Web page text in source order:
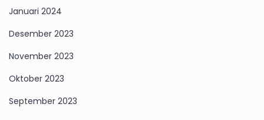
Januari 2024
Desember 2023
November 2023
Oktober 2023
September 2023